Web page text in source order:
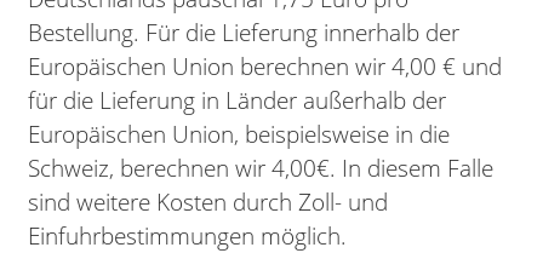
Bestellung. Für die Lieferung innerhalb der
Europäischen Union berechnen wir 4,00 € und
für die Lieferung in Länder außerhalb der
Europäischen Union, beispielsweise in die
Schweiz, berechnen wir 4,00€. In diesem Falle
sind weitere Kosten durch Zoll- und
Einfuhrbestimmungen möglich.